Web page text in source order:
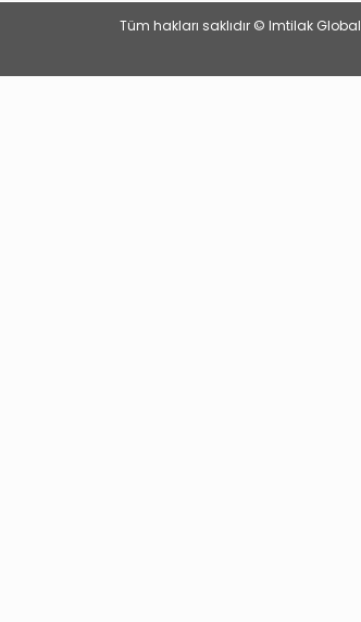
Tüm hakları saklıdır © Imtilak